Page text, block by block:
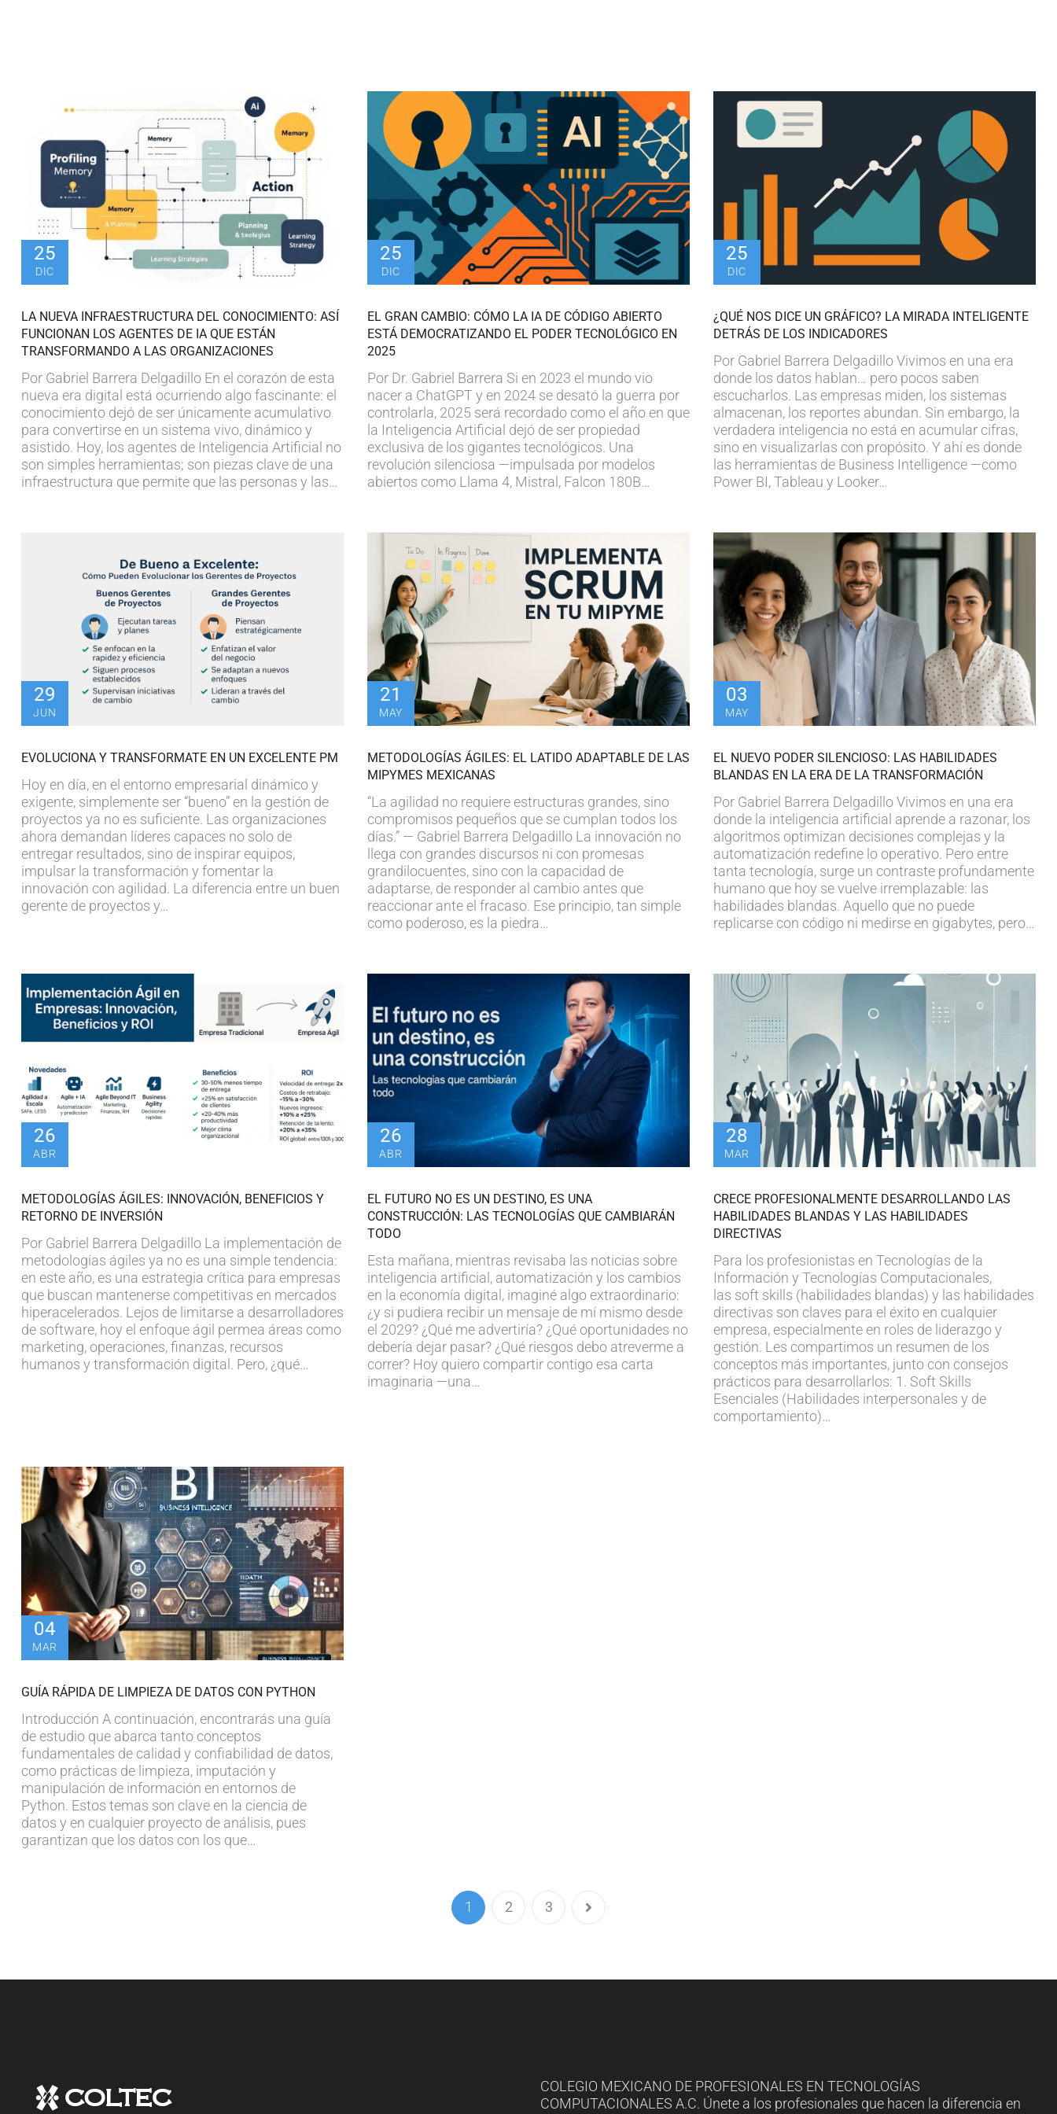
25
DIC
LA NUEVA INFRAESTRUCTURA DEL CONOCIMIENTO: ASÍ
FUNCIONAN LOS AGENTES DE IA QUE ESTÁN
TRANSFORMANDO A LAS ORGANIZACIONES
Por Gabriel Barrera Delgadillo En el corazón de esta
nueva era digital está ocurriendo algo fascinante: el
conocimiento dejó de ser únicamente acumulativo
para convertirse en un sistema vivo, dinámico y
asistido. Hoy, los agentes de Inteligencia Artificial no
son simples herramientas; son piezas clave de una
infraestructura que permite que las personas y las…
25
DIC
EL GRAN CAMBIO: CÓMO LA IA DE CÓDIGO ABIERTO
ESTÁ DEMOCRATIZANDO EL PODER TECNOLÓGICO EN
2025
Por Dr. Gabriel Barrera Si en 2023 el mundo vio
nacer a ChatGPT y en 2024 se desató la guerra por
controlarla, 2025 será recordado como el año en que
la Inteligencia Artificial dejó de ser propiedad
exclusiva de los gigantes tecnológicos. Una
revolución silenciosa —impulsada por modelos
abiertos como Llama 4, Mistral, Falcon 180B…
25
DIC
¿QUÉ NOS DICE UN GRÁFICO? LA MIRADA INTELIGENTE
DETRÁS DE LOS INDICADORES
Por Gabriel Barrera Delgadillo Vivimos en una era
donde los datos hablan… pero pocos saben
escucharlos. Las empresas miden, los sistemas
almacenan, los reportes abundan. Sin embargo, la
verdadera inteligencia no está en acumular cifras,
sino en visualizarlas con propósito. Y ahí es donde
las herramientas de Business Intelligence —como
Power BI, Tableau y Looker…
29
JUN
EVOLUCIONA Y TRANSFORMATE EN UN EXCELENTE PM
Hoy en día, en el entorno empresarial dinámico y
exigente, simplemente ser “bueno” en la gestión de
proyectos ya no es suficiente. Las organizaciones
ahora demandan líderes capaces no solo de
entregar resultados, sino de inspirar equipos,
impulsar la transformación y fomentar la
innovación con agilidad. La diferencia entre un buen
gerente de proyectos y…
21
MAY
METODOLOGÍAS ÁGILES: EL LATIDO ADAPTABLE DE LAS
MIPYMES MEXICANAS
“La agilidad no requiere estructuras grandes, sino
compromisos pequeños que se cumplan todos los
días.” — Gabriel Barrera Delgadillo La innovación no
llega con grandes discursos ni con promesas
grandilocuentes, sino con la capacidad de
adaptarse, de responder al cambio antes que
reaccionar ante el fracaso. Ese principio, tan simple
como poderoso, es la piedra…
03
MAY
EL NUEVO PODER SILENCIOSO: LAS HABILIDADES
BLANDAS EN LA ERA DE LA TRANSFORMACIÓN
Por Gabriel Barrera Delgadillo Vivimos en una era
donde la inteligencia artificial aprende a razonar, los
algoritmos optimizan decisiones complejas y la
automatización redefine lo operativo. Pero entre
tanta tecnología, surge un contraste profundamente
humano que hoy se vuelve irremplazable: las
habilidades blandas. Aquello que no puede
replicarse con código ni medirse en gigabytes, pero…
26
ABR
METODOLOGÍAS ÁGILES: INNOVACIÓN, BENEFICIOS Y
RETORNO DE INVERSIÓN
Por Gabriel Barrera Delgadillo La implementación de
metodologías ágiles ya no es una simple tendencia:
en este año, es una estrategia crítica para empresas
que buscan mantenerse competitivas en mercados
hiperacelerados. Lejos de limitarse a desarrolladores
de software, hoy el enfoque ágil permea áreas como
marketing, operaciones, finanzas, recursos
humanos y transformación digital. Pero, ¿qué…
26
ABR
EL FUTURO NO ES UN DESTINO, ES UNA
CONSTRUCCIÓN: LAS TECNOLOGÍAS QUE CAMBIARÁN
TODO
Esta mañana, mientras revisaba las noticias sobre
inteligencia artificial, automatización y los cambios
en la economía digital, imaginé algo extraordinario:
¿y si pudiera recibir un mensaje de mí mismo desde
el 2029? ¿Qué me advertiría? ¿Qué oportunidades no
debería dejar pasar? ¿Qué riesgos debo atreverme a
correr? Hoy quiero compartir contigo esa carta
imaginaria —una…
28
MAR
CRECE PROFESIONALMENTE DESARROLLANDO LAS
HABILIDADES BLANDAS Y LAS HABILIDADES
DIRECTIVAS
Para los profesionistas en Tecnologías de la
Información y Tecnologías Computacionales,
las soft skills (habilidades blandas) y las habilidades
directivas son claves para el éxito en cualquier
empresa, especialmente en roles de liderazgo y
gestión. Les compartimos un resumen de los
conceptos más importantes, junto con consejos
prácticos para desarrollarlos: 1. Soft Skills
Esenciales (Habilidades interpersonales y de
comportamiento)…
04
MAR
GUÍA RÁPIDA DE LIMPIEZA DE DATOS CON PYTHON
Introducción A continuación, encontrarás una guía
de estudio que abarca tanto conceptos
fundamentales de calidad y confiabilidad de datos,
como prácticas de limpieza, imputación y
manipulación de información en entornos de
Python. Estos temas son clave en la ciencia de
datos y en cualquier proyecto de análisis, pues
garantizan que los datos con los que…
1 2 3
COLEGIO MEXICANO DE PROFESIONALES EN TECNOLOGÍAS
COMPUTACIONALES A.C. Únete a los profesionales que hacen la diferencia en